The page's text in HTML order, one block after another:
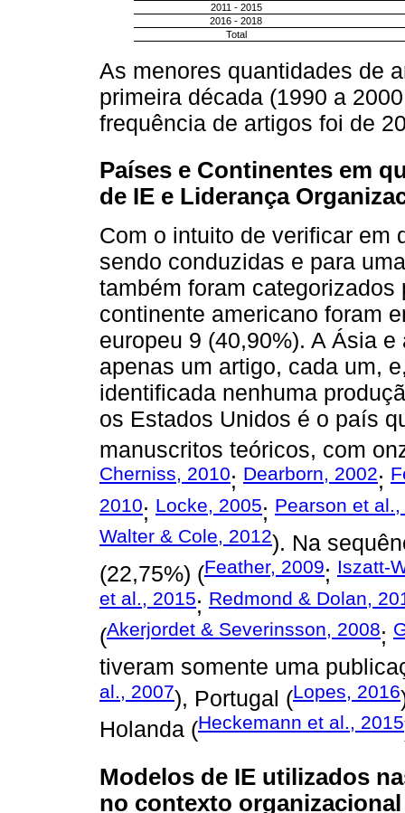
2011 - 2015
2016 - 2018
Total
As menores quantidades de
primeira década (1990 a
frequência de artigos foi de
Países e Continentes em
de IE e Liderança
Com o intuito de verificar em
sendo conduzidas e para
também foram
continente americano foram
europeu 9 (40,90%). A Ásia
apenas um artigo, cada um,
identificada nenhuma
os Estados Unidos é o país
manuscritos teóricos, com
Cherniss, 2010; Dearborn, 2002;
2010; Locke, 2005; Pearson et
Walter & Cole, 2012). Na
(22,75%) (Feather, 2009; Iszatt-
et al., 2015; Redmond & Dolan,
(Akerjordet & Severinsson, 2008;
tiveram somente uma
al., 2007), Portugal (Lopes, 2016
Holanda (Heckemann et al., 2015
Modelos de IE utilizados
no contexto organizacional